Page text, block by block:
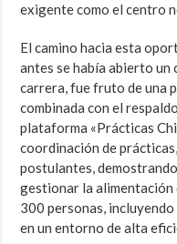
exigente como el centro
El camino hacia esta
antes se había abierto un
carrera, fue fruto de una
combinada con el
plataforma «Prácticas
coordinación de
postulantes,
gestionar la alimentación
300 personas,
en un entorno de alta